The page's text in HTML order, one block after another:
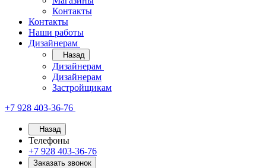
Контакты
Контакты
Наши работы
Дизайнерам
Назад
Дизайнерам
Дизайнерам
Застройщикам
+7 928 403-36-76
Назад
Телефоны
+7 928 403-36-76
Заказать звонок